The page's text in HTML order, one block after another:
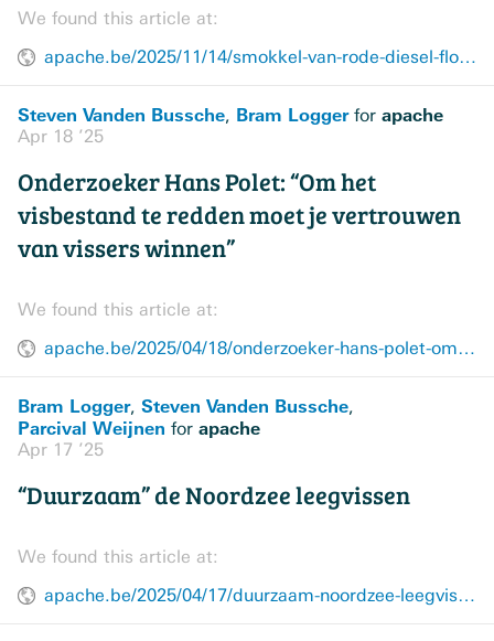
We found this article at:
apache.be/2025/11/14/smokkel-van-rode-diesel-floreert-grensstreek
Steven Vanden Bussche, Bram Loggerfor apache
Apr 18 ’25
Onderzoeker Hans Polet: “Om het
visbestand te redden moet je vertrouwen
van vissers winnen”
We found this article at:
apache.be/2025/04/18/onderzoeker-hans-polet-om-visbestand-te-redden-moet-je-vertrouwen-van-vissers-winnen
Bram Logger, Steven Vanden Bussche,
Parcival Weijnen for apache
Apr 17 ’25
“Duurzaam” de Noordzee leegvissen
We found this article at:
apache.be/2025/04/17/duurzaam-noordzee-leegvissen-flyshoot